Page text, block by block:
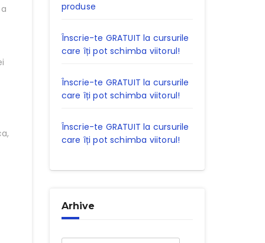
produse
Înscrie-te GRATUIT la cursurile
care îți pot schimba viitorul!
Înscrie-te GRATUIT la cursurile
care îți pot schimba viitorul!
Înscrie-te GRATUIT la cursurile
care îți pot schimba viitorul!
Arhive